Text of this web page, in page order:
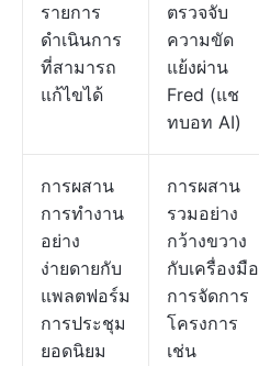
รายการ
ดำเนินการ
ที่สามารถ
แก้ไขได้
ตรวจจับ
ความขัด
แย้งผ่าน
Fred (แช
ทบอท AI)
การผสาน
การทำงาน
อย่าง
ง่ายดายกับ
แพลตฟอร์ม
การประชุม
ยอดนิยม
การผสาน
รวมอย่าง
กว้างขวาง
กับเครื่องมือ
การจัดการ
โครงการ
เช่น